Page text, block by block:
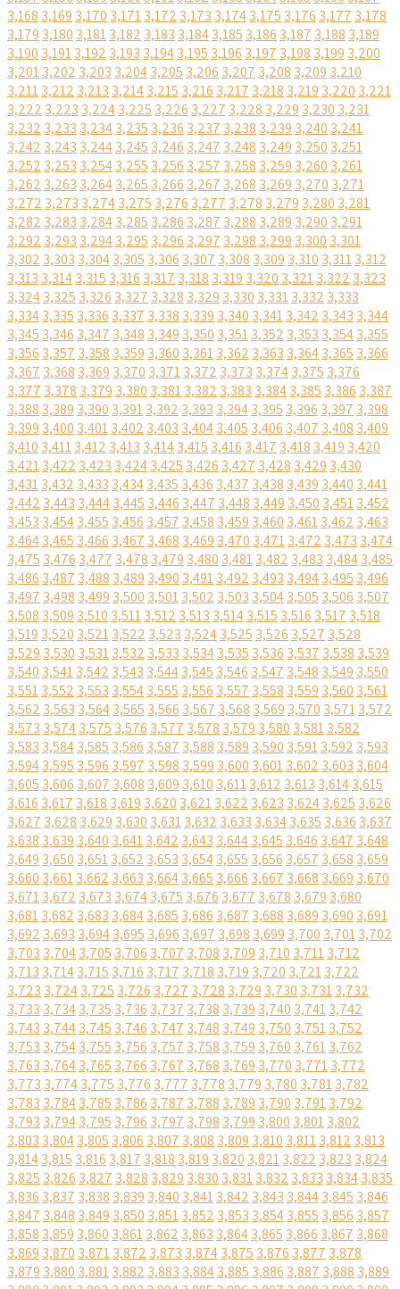
3,168 3,169 3,170 3,1713,172 3,173 3,1743,175 3,176 3,177 3,178
3,179 3,180 3,1813,182 3,183 3,1843,185 3,186 3,187 3,188 3,189
3,190 3,1913,192 3,193 3,1943,195 3,196 3,197 3,198 3,199 3,200
3,2013,202 3,203 3,2043,205 3,206 3,207 3,208 3,209 3,210
3,2113,212 3,213 3,2143,215 3,216 3,217 3,218 3,219 3,220 3,221
3,222 3,223 3,2243,225 3,226 3,227 3,228 3,229 3,230 3,231
3,232 3,233 3,2343,235 3,236 3,237 3,238 3,239 3,240 3,241
3,242 3,243 3,2443,245 3,246 3,247 3,248 3,249 3,250 3,251
3,252 3,253 3,2543,255 3,256 3,257 3,258 3,259 3,260 3,261
3,262 3,263 3,2643,265 3,266 3,267 3,268 3,269 3,270 3,271
3,272 3,273 3,2743,275 3,276 3,277 3,278 3,279 3,280 3,281
3,282 3,283 3,2843,285 3,286 3,287 3,288 3,289 3,290 3,291
3,292 3,293 3,2943,295 3,296 3,297 3,298 3,299 3,300 3,301
3,302 3,303 3,3043,305 3,306 3,307 3,308 3,309 3,310 3,3113,312
3,313 3,3143,315 3,316 3,317 3,318 3,319 3,320 3,3213,322 3,323
3,3243,325 3,326 3,327 3,328 3,329 3,330 3,3313,332 3,333
3,3343,335 3,336 3,337 3,338 3,339 3,340 3,3413,342 3,343 3,344
3,345 3,346 3,347 3,348 3,349 3,350 3,3513,352 3,353 3,3543,355
3,356 3,357 3,358 3,359 3,360 3,3613,362 3,363 3,3643,365 3,366
3,367 3,368 3,369 3,370 3,3713,372 3,373 3,3743,375 3,376
3,377 3,378 3,379 3,380 3,3813,382 3,383 3,3843,385 3,386 3,387
3,388 3,389 3,390 3,3913,392 3,393 3,3943,395 3,396 3,397 3,398
3,399 3,400 3,4013,402 3,403 3,4043,405 3,406 3,407 3,408 3,409
3,410 3,4113,412 3,413 3,4143,415 3,416 3,417 3,418 3,419 3,420
3,4213,422 3,423 3,4243,425 3,426 3,427 3,428 3,429 3,430
3,4313,432 3,433 3,4343,435 3,436 3,437 3,438 3,439 3,440 3,441
3,442 3,443 3,4443,445 3,446 3,447 3,448 3,449 3,450 3,4513,452
3,453 3,4543,455 3,456 3,457 3,458 3,459 3,460 3,4613,462 3,463
3,4643,465 3,466 3,467 3,468 3,469 3,470 3,4713,472 3,473 3,474
3,475 3,476 3,477 3,478 3,479 3,480 3,4813,482 3,483 3,4843,485
3,486 3,487 3,488 3,489 3,490 3,4913,492 3,493 3,4943,495 3,496
3,497 3,498 3,499 3,500 3,5013,502 3,503 3,5043,505 3,506 3,507
3,508 3,509 3,510 3,5113,512 3,513 3,5143,515 3,516 3,517 3,518
3,519 3,520 3,5213,522 3,523 3,5243,525 3,526 3,527 3,528
3,529 3,530 3,5313,532 3,533 3,5343,535 3,536 3,537 3,538 3,539
3,540 3,5413,542 3,543 3,5443,545 3,546 3,547 3,548 3,549 3,550
3,5513,552 3,553 3,5543,555 3,556 3,557 3,558 3,559 3,560 3,561
3,562 3,563 3,5643,565 3,566 3,567 3,568 3,569 3,570 3,5713,572
3,573 3,5743,575 3,576 3,577 3,578 3,579 3,580 3,5813,582
3,583 3,5843,585 3,586 3,587 3,588 3,589 3,590 3,5913,592 3,593
3,5943,595 3,596 3,597 3,598 3,599 3,600 3,6013,602 3,603 3,604
3,605 3,606 3,607 3,608 3,609 3,610 3,6113,612 3,613 3,6143,615
3,616 3,617 3,618 3,619 3,620 3,6213,622 3,623 3,6243,625 3,626
3,627 3,628 3,629 3,630 3,6313,632 3,633 3,6343,635 3,636 3,637
3,638 3,639 3,640 3,6413,642 3,643 3,6443,645 3,646 3,647 3,648
3,649 3,650 3,6513,652 3,653 3,6543,655 3,656 3,657 3,658 3,659
3,660 3,6613,662 3,663 3,6643,665 3,666 3,667 3,668 3,669 3,670
3,6713,672 3,673 3,6743,675 3,676 3,677 3,678 3,679 3,680
3,6813,682 3,683 3,6843,685 3,686 3,687 3,688 3,689 3,690 3,691
3,692 3,693 3,6943,695 3,696 3,697 3,698 3,699 3,700 3,7013,702
3,703 3,7043,705 3,706 3,707 3,708 3,709 3,710 3,7113,712
3,713 3,7143,715 3,716 3,717 3,718 3,719 3,720 3,7213,722
3,723 3,7243,725 3,726 3,727 3,728 3,729 3,730 3,7313,732
3,733 3,7343,735 3,736 3,737 3,738 3,739 3,740 3,7413,742
3,743 3,7443,745 3,746 3,747 3,748 3,749 3,750 3,7513,752
3,753 3,7543,755 3,756 3,757 3,758 3,759 3,760 3,7613,762
3,763 3,7643,765 3,766 3,767 3,768 3,769 3,770 3,7713,772
3,773 3,7743,775 3,776 3,777 3,778 3,779 3,780 3,7813,782
3,783 3,7843,785 3,786 3,787 3,788 3,789 3,790 3,7913,792
3,793 3,7943,795 3,796 3,797 3,798 3,799 3,800 3,8013,802
3,803 3,8043,805 3,806 3,807 3,808 3,809 3,810 3,8113,812 3,813
3,8143,815 3,816 3,817 3,818 3,819 3,820 3,8213,822 3,823 3,824
3,825 3,826 3,827 3,828 3,829 3,830 3,8313,832 3,833 3,8343,835
3,836 3,837 3,838 3,839 3,840 3,8413,842 3,843 3,8443,845 3,846
3,847 3,848 3,849 3,850 3,8513,852 3,853 3,8543,855 3,856 3,857
3,858 3,859 3,860 3,8613,862 3,863 3,8643,865 3,866 3,867 3,868
3,869 3,870 3,8713,872 3,873 3,8743,875 3,876 3,877 3,878
3,879 3,880 3,8813,882 3,883 3,8843,885 3,886 3,887 3,888 3,889